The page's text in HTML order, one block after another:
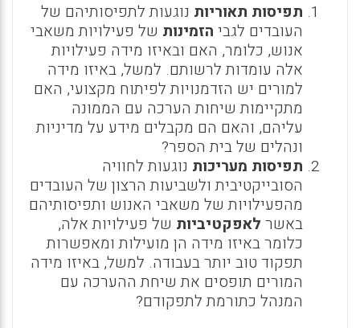
תפיסות תאוריות נוגעות לתפיסותיהם של
העובדים לגבי הזמינות של פעילויות משאבי
אנוש, כלומר, האם ובאיזו מידה פעילויות
אלה עומדות לרשותם. למשל, באיזו מידה
למורים יש הזדמנויות לפיתוח מקצועי, האם
מתקיימות שיחות הערכה עם הממונה
עליהם, והאם הם מקבלים מידע על מדיניות
ונהלים של בית הספר?
תפיסות מעריכות נוגעות לחוויה
הסובייקטיבית ולשביעות הרצון של העובדים
מהפעילויות של משאבי האנוש ותפיסותיהם
באשר לאפקטיביות של פעילויות אלה,
כלומר באיזו מידה הן מועילות ומאפשרות
תפקוד טוב יותר בעבודה. למשל, באיזו מידה
המורים תופסים את שיחת ההערכה עם
המנהל כתורמת לתפקודם?